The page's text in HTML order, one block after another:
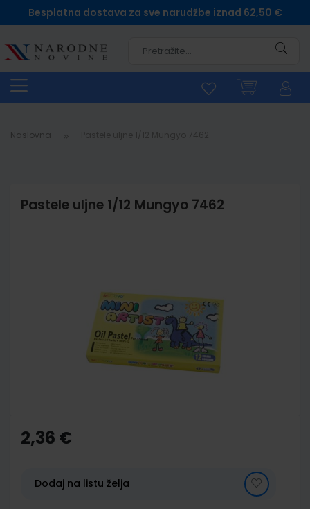
Besplatna dostava za sve narudžbe iznad 62,50 €
Naslovna
Pastele uljne 1/12 Mungyo 7462
the
beginning
gallery
2,36 €
Dodaj na listu želja